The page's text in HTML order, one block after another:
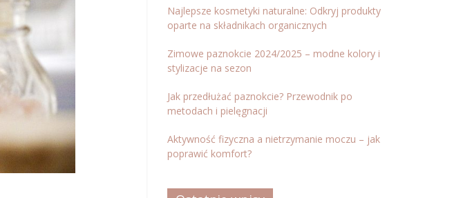
Najlepsze kosmetyki naturalne: Odkryj produkty
oparte na składnikach organicznych
Zimowe paznokcie 2024/2025 – modne kolory i
stylizacje na sezon
Jak przedłużać paznokcie? Przewodnik po
metodach i pielęgnacji
Aktywność fizyczna a nietrzymanie moczu – jak
poprawić komfort?